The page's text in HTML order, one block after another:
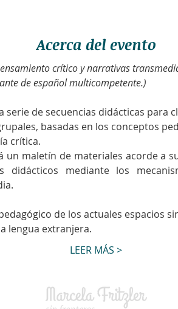
Acerca del evento
crítico y narrativas
de español multicompetente.)
de secuencias didácticas para
basadas en los conceptos
crítica.
maletín de materiales acorde a
didácticos mediante los
de los actuales espacios
lengua extranjera.
LEER MÁS >